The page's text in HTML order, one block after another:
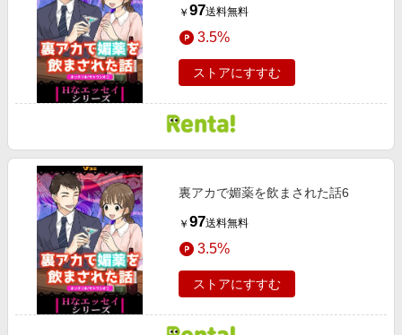
￥ 97送料無料
3.5%
ストアにすすむ
裏アカで媚薬を飲まされた話6
￥ 97送料無料
3.5%
ストアにすすむ